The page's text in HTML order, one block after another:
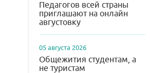
Педагогов всей страны
приглашают на онлайн
августовку
05 августа 2026
Общежития студентам, а
не туристам